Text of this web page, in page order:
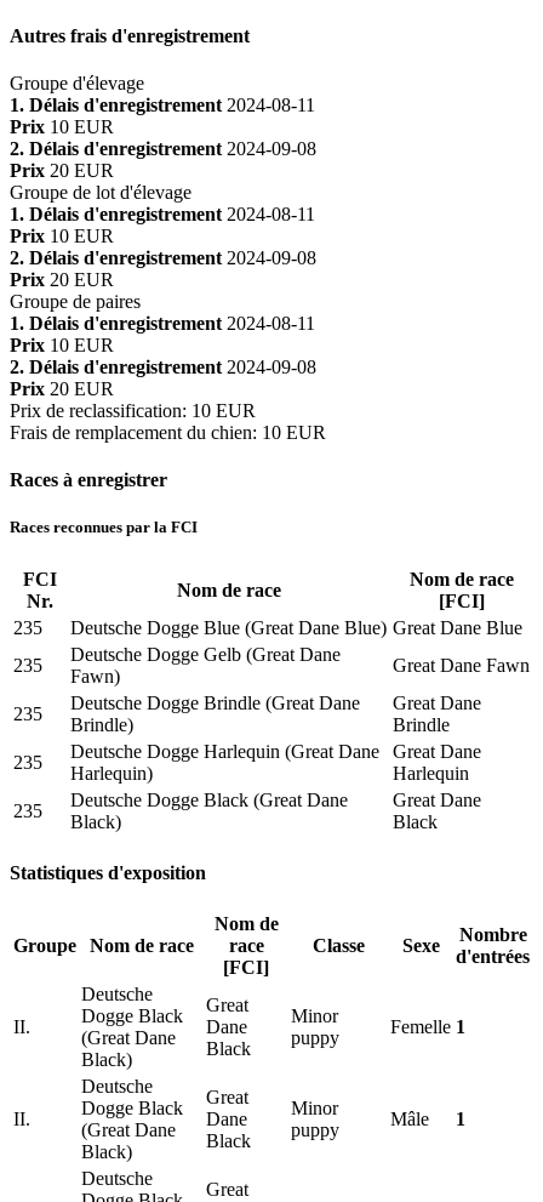
Autres frais d'enregistrement
Groupe d'élevage
1. Délais d'enregistrement 2024-08-11
Prix 10 EUR
2. Délais d'enregistrement 2024-09-08
Prix 20 EUR
Groupe de lot d'élevage
1. Délais d'enregistrement 2024-08-11
Prix 10 EUR
2. Délais d'enregistrement 2024-09-08
Prix 20 EUR
Groupe de paires
1. Délais d'enregistrement 2024-08-11
Prix 10 EUR
2. Délais d'enregistrement 2024-09-08
Prix 20 EUR
Prix de reclassification: 10 EUR
Frais de remplacement du chien: 10 EUR
Races à enregistrer
Races reconnues par la FCI
FCI
Nr.
Nom de race
Nom de race
[FCI]
235
Deutsche Dogge Blue (Great Dane Blue) Great Dane Blue
235
Deutsche Dogge Gelb (Great Dane
Fawn)
Great Dane Fawn
235
Deutsche Dogge Brindle (Great Dane
Brindle)
Great Dane
Brindle
235
Deutsche Dogge Harlequin (Great Dane
Harlequin)
Great Dane
Harlequin
235
Deutsche Dogge Black (Great Dane
Black)
Great Dane
Black
Statistiques d'exposition
Groupe Nom de race
Nom de
race
[FCI]
Classe Sexe
Nombre
d'entrées
II.
Deutsche
Dogge Black
(Great Dane
Black)
Great
Dane
Black
Minor
puppy
Femelle 1
II.
Deutsche
Dogge Black
(Great Dane
Black)
Great
Dane
Black
Minor
puppy
Mâle 1
Deutsche
Great